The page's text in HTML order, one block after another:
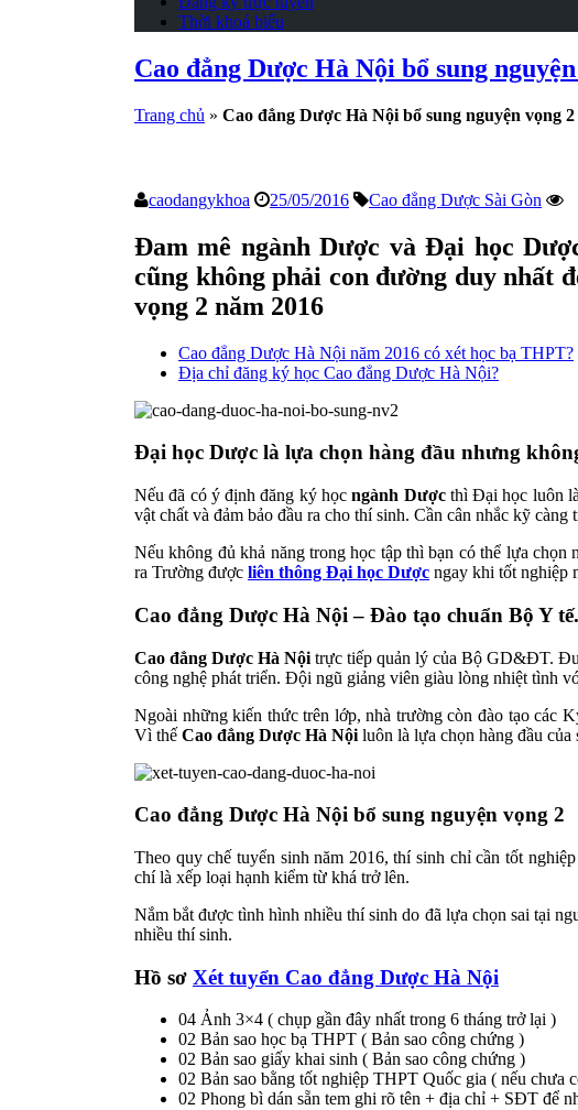
Thời khoá biểu
Cao đẳng Dược Hà Nội bổ sung
Trang chủ » Cao đẳng Dược Hà Nội bổ sung nguyện vọng 2
caodangykhoa 25/05/2016 Cao đẳng Dược Sài Gòn
Đam mê ngành Dược và Đại học
cũng không phải con đường duy nhất
vọng 2 năm 2016
Cao đẳng Dược Hà Nội năm 2016 có xét học bạ THPT?
Địa chỉ đăng ký học Cao đẳng Dược Hà Nội?
Đại học Dược là lựa chọn hàng đầu nhưng
Nếu đã có ý định đăng ký họcngành Dượcthì Đại học luôn là
vật chất và đảm bảo đầu ra cho thí sinh. Cần cân nhắc kỹ càng
Nếu không đủ khả năng trong học tập thì bạn có thể lựa
ra Trường được liên thông Đại học Dược ngay khi tốt nghiệp
Cao đẳng Dược Hà Nội – Đào tạo chuẩn Bộ Y tế.
Cao đẳng Dược Hà Nội trực tiếp quản lý của Bộ GD&ĐT.
công nghệ phát triển. Đội ngũ giảng viên giàu lòng nhiệt tình
Ngoài những kiến thức trên lớp, nhà trường còn đào tạo các
Vì thế Cao đẳng Dược Hà Nội luôn là lựa chọn hàng đầu của
Cao đẳng Dược Hà Nội bổ sung nguyện vọng 2
Theo quy chế tuyển sinh năm 2016, thí sinh chỉ cần tốt
chí là xếp loại hạnh kiểm từ khá trở lên.
Nắm bắt được tình hình nhiều thí sinh do đã lựa chọn sai tại
nhiều thí sinh.
Hồ sơ Xét tuyển Cao đẳng Dược Hà Nội
04 Ảnh 3×4 ( chụp gần đây nhất trong 6 tháng trở lại )
02 Bản sao học bạ THPT ( Bản sao công chứng )
02 Bản sao giấy khai sinh ( Bản sao công chứng )
02 Bản sao bằng tốt nghiệp THPT Quốc gia ( nếu chưa
02 Phong bì dán sẵn tem ghi rõ tên + địa chỉ + SĐT để